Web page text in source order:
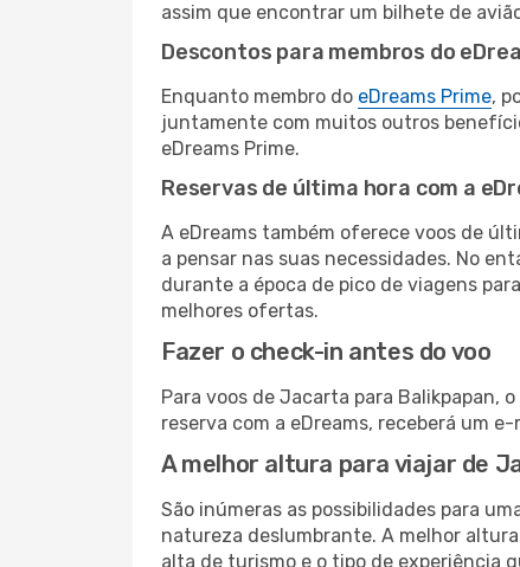
assim que encontrar um bilhete de
Descontos para membros do
Enquanto membro do eDreams Prime,
juntamente com muitos outros
eDreams Prime.
Reservas de última hora com a
A eDreams também oferece voos de
a pensar nas suas necessidades. No
durante a época de pico de viagens
melhores ofertas.
Fazer o check-in antes do voo
Para voos de Jacarta para Balikpapan,
reserva com a eDreams, receberá um
A melhor altura para viajar de
São inúmeras as possibilidades para
natureza deslumbrante. A melhor
alta de turismo e o tipo de experiência